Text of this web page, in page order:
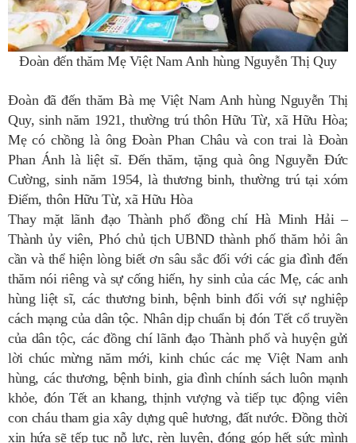
Đoàn đến thăm Mẹ Việt Nam Anh hùng Nguyễn Thị Quy
Đoàn đã đến thăm Bà mẹ Việt Nam Anh hùng Nguyễn Thị
Quy, sinh năm 1921, thường trú thôn Hữu Từ, xã Hữu Hòa;
Mẹ có chồng là ông Đoàn Phan Châu và con trai là Đoàn
Phan Ánh là liệt sĩ. Đến thăm, tặng quà ông Nguyễn Đức
Cường, sinh năm 1954, là thương binh, thường trú tại xóm
Điếm, thôn Hữu Từ, xã Hữu Hòa
Thay mặt lãnh đạo Thành phố đồng chí Hà Minh Hải –
Thành ủy viên, Phó chủ tịch UBND thành phố thăm hỏi ân
cần và thể hiện lòng biết ơn sâu sắc đối với các gia đình đến
thăm nói riêng và sự cống hiến, hy sinh của các Mẹ, các anh
hùng liệt sĩ, các thương binh, bệnh binh đối với sự nghiệp
cách mạng của dân tộc. Nhân dịp chuẩn bị đón Tết cổ truyền
của dân tộc, các đồng chí lãnh đạo Thành phố và huyện gửi
lời chúc mừng năm mới, kinh chúc các mẹ Việt Nam anh
hùng, các thương, bệnh binh, gia đình chính sách luôn mạnh
khỏe, đón Tết an khang, thịnh vượng và tiếp tục động viên
con cháu tham gia xây dựng quê hương, đất nước. Đồng thời
xin hứa sẽ tếp tục nỗ lực, rèn luyện, đóng góp hết sức mình